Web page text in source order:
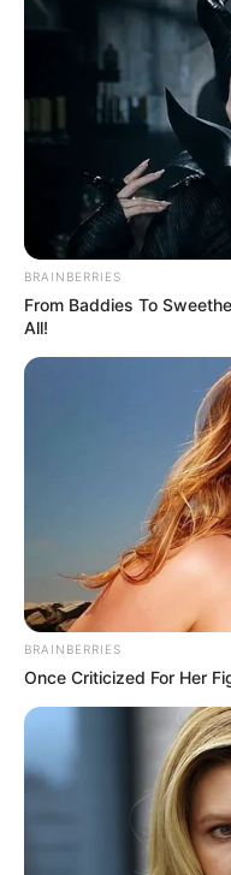
BRAINBERRIES
From Baddies To
All!
BRAINBERRIES
Once Criticized For Her